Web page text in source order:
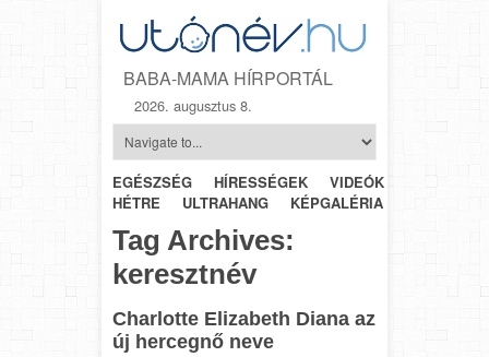
BABA-MAMA HÍRPORTÁL
2026. augusztus 8.
EGÉSZSÉG HÍRESSÉGEK VIDEÓK
HÉTRŐL-
HÉTRE
ULTRAHANG KÉPGALÉRIA
Tag Archives:
keresztnév
Charlotte Elizabeth Diana az
új hercegnő neve